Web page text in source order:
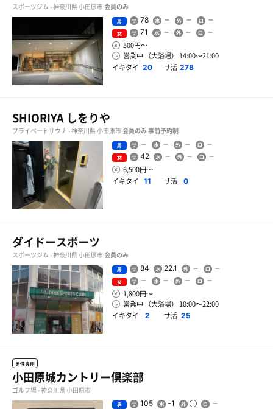
スポーツジム - 神奈川県 小田原市会員のみ
男 78
女 71
500円〜
営業中 （大浴場） 14:00〜21:00
イキタイ 20 サ活 278
SHIORIYA しをりや
プライベートサウナ - 神奈川県 小田原市会員のみ事前予約制
男
女
42
6,500円〜
イキタイ
11 サ活 0
ダイドースポーツ
スポーツジム - 神奈川県 小田原市会員のみ
男 84 22.1
女
1,800円〜
営業中 （大浴場） 10:00〜22:00
イキタイ
2 サ活 25
男性専用
小田原城カントリー倶楽部
ゴルフ場 - 神奈川県 小田原市
男 105 -1